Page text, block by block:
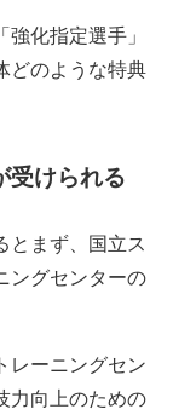
化指定選手」
どのような特典
受けられる
とまず、国立ス
ングセンターの
レーニングセン
力向上のための